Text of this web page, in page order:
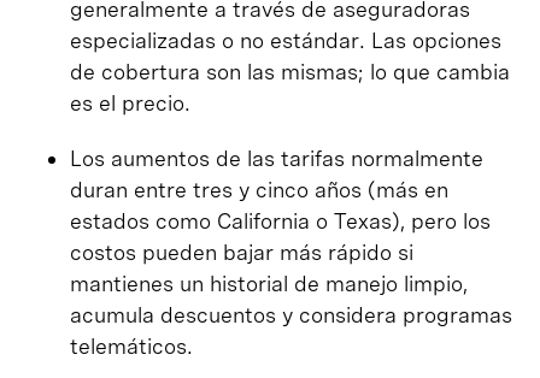
generalmente a través de aseguradoras
especializadas o no estándar. Las opciones
de cobertura son las mismas; lo que cambia
es el precio.
Los aumentos de las tarifas normalmente
duran entre tres y cinco años (más en
estados como California o Texas), pero los
costos pueden bajar más rápido si
mantienes un historial de manejo limpio,
acumula descuentos y considera programas
telemáticos.